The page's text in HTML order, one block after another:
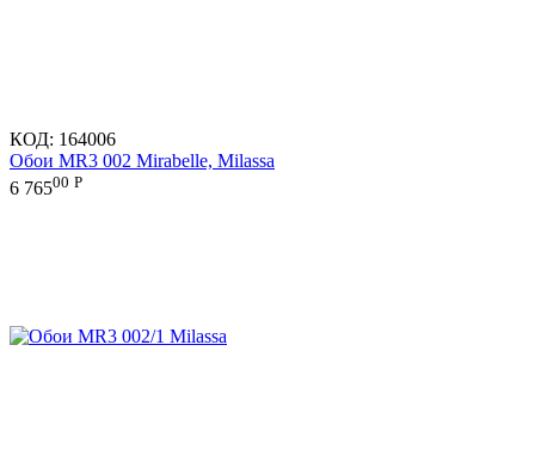
КОД: 164006
Обои MR3 002 Mirabelle, Milassa
6 76500 Р